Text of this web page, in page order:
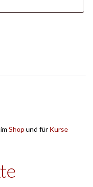
Shop und für Kurse